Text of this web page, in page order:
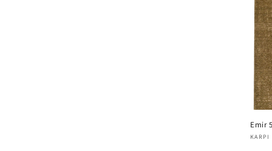
Emir
KARPI